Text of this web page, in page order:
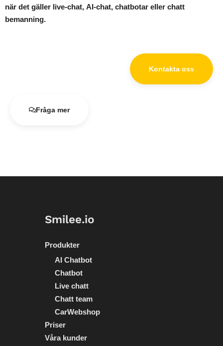
när det gäller live-chat, AI-chat, chatbotar eller chatt
bemanning.
Kontakta oss
Fråga mer
Smilee.io
Produkter
AI Chatbot
Chatbot
Live chatt
Chatt team
CarWebshop
Priser
Våra kunder